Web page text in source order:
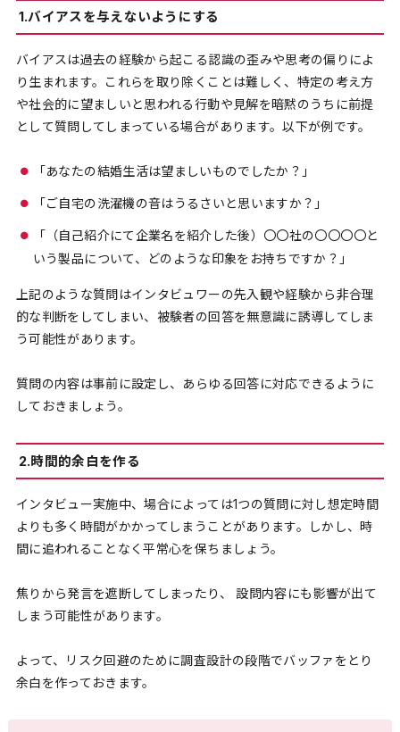
1.バイアスを与えないようにする
バイアスは過去の経験から起こる認識の歪みや思考の偏りによ
り生まれます。これらを取り除くことは難しく、特定の考え方
や社会的に望ましいと思われる行動や見解を暗黙のうちに前提
として質問してしまっている場合があります。以下が例です。
「あなたの結婚生活は望ましいものでしたか？」
「ご自宅の洗濯機の音はうるさいと思いますか？」
「（自己紹介にて企業名を紹介した後）〇〇社の〇〇〇〇と
いう製品について、どのような印象をお持ちですか？」
上記のような質問はインタビュワーの先入観や経験から非合理
的な判断をしてしまい、被験者の回答を無意識に誘導してしま
う可能性があります。
質問の内容は事前に設定し、あらゆる回答に対応できるように
しておきましょう。
2.時間的余白を作る
インタビュー実施中、場合によっては1つの質問に対し想定時間
よりも多く時間がかかってしまうことがあります。しかし、時
間に追われることなく平常心を保ちましょう。
焦りから発言を遮断してしまったり、 設問内容にも影響が出て
しまう可能性があります。
よって、リスク回避のために調査設計の段階でバッファをとり
余白を作っておきます。